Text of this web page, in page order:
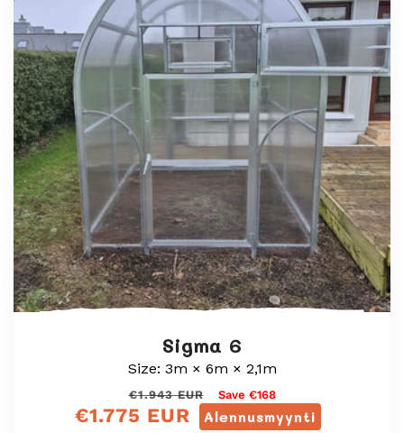
Sigma 6
Size: 3m × 6m × 2,1m
Normaali
hinta
€1.943 EUR Save €168
Alennusmyynti
Myyntihinta
€1.775 EUR